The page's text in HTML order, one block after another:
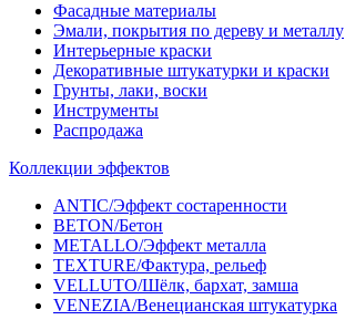
Фасадные материалы
Эмали, покрытия по дереву и металлу
Интерьерные краски
Декоративные штукатурки и краски
Грунты, лаки, воски
Инструменты
Распродажа
Коллекции эффектов
ANTIC/Эффект состаренности
BETON/Бетон
METALLO/Эффект металла
TEXTURE/Фактура, рельеф
VELLUTO/Шёлк, бархат, замша
VENEZIA/Венецианская штукатурка